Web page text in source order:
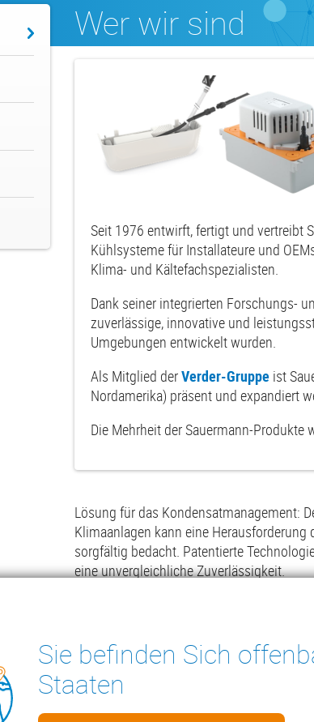
Wer wir sind
Seit 1976 entwirft, fertigt und vertreibt
Kühlsysteme für Installateure und
Klima- und Kältefachspezialisten.
Dank seiner integrierten Forschungs-
zuverlässige, innovative und
Umgebungen entwickelt wurden.
Als Mitglied derVerder-Gruppeist
Nordamerika) präsent und expandiert
Die Mehrheit der Sauermann-
Lösung für das Kondensatmanagement:
Klimaanlagen kann eine
sorgfältig bedacht. Patentierte
eine unvergleichliche Zuverlässigkeit.
Zuverlässigkeit und Präzision bei der
Sie befinden Sich
Staaten